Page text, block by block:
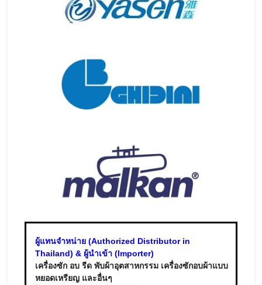
ผู้แทนจำหน่าย (Authorized Distributor in
Thailand) & ผู้นำเข้า (Importer)
เครื่องซัก อบ รีด พับผ้าอุตสาหกรรม เครื่องซักอบผ้าแบบ
หยอดเหรียญ และอื่นๆ